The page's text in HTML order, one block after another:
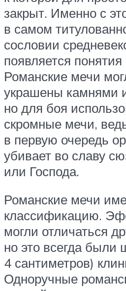
закрыт. Именно с
в самом
сословии
появляется понятия
Романские мечи
украшены камнями
но для боя
скромные мечи,
в первую очередь
убивает во славу
или Господа.
Романские мечи
классификацию.
могли отличаться
но это всегда были
4 сантиметров)
Одноручные